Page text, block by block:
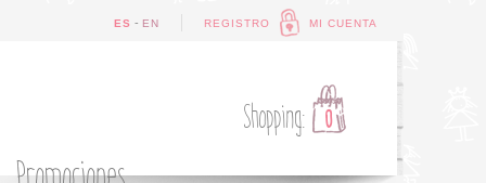
REGISTRO MI CUENTA
ES - EN
Shopping: 0